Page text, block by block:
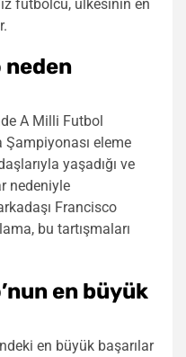
futbolcu, ülkesinin en
neden
A Milli Futbol
Şampiyonası eleme
yaşadığı ve
nedeniyle
Francisco
bu tartışmaları
en büyük
en büyük başarılar